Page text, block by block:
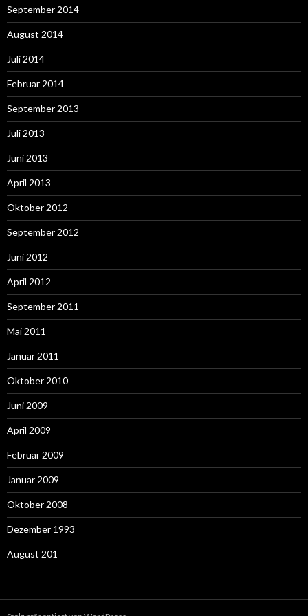
September 2014
August 2014
Juli 2014
Februar 2014
September 2013
Juli 2013
Juni 2013
April 2013
Oktober 2012
September 2012
Juni 2012
April 2012
September 2011
Mai 2011
Januar 2011
Oktober 2010
Juni 2009
April 2009
Februar 2009
Januar 2009
Oktober 2008
Dezember 1993
August 201